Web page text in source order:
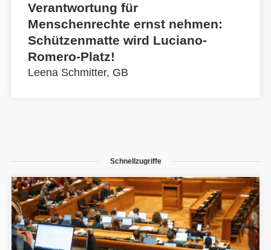
Verantwortung für
Menschenrechte ernst nehmen:
Schützenmatte wird Luciano-
Romero-Platz!
Leena Schmitter, GB
Schnellzugriffe